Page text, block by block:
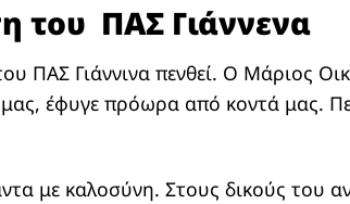
του ΠΑΣ Γιάννενα
ΠΑΣ Γιάννινα πενθεί. Ο Μάριος
έφυγε πρόωρα από κοντά μας.
με καλοσύνη. Στους δικούς του